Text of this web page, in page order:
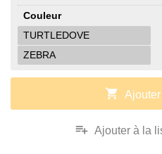
Couleur
TURTLEDOVE
ZEBRA
shopping_cart
playlist_add Ajouter à la